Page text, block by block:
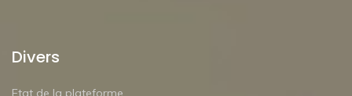
Divers
Etat de la plateforme